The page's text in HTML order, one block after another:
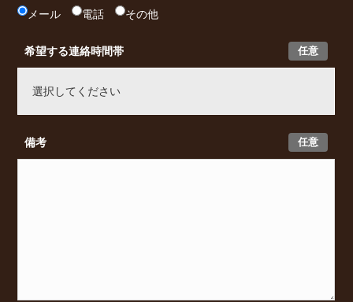
メール 電話 その他
任意
希望する連絡時間帯
任意
備考